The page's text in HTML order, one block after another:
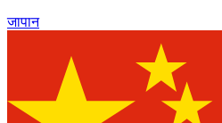
जापान